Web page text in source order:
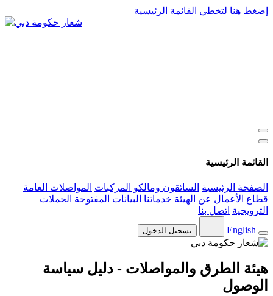
إضغط هنا لتخطي القائمة الرئيسية
القائمة الرئيسية
الصفحة الرئيسية السائقون ومالكو المركبات المواصلات العامة
قطاع الأعمال عن الهيئة خدماتنا البيانات المفتوحة الحملات
الترويجية اتصل بنا
English
تسجيل الدخول
هيئة الطرق والمواصلات - دليل سياسة
الوصول